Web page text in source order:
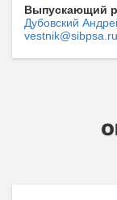
Выпускающий
Дубовский
vestnik@sibpsa.ru